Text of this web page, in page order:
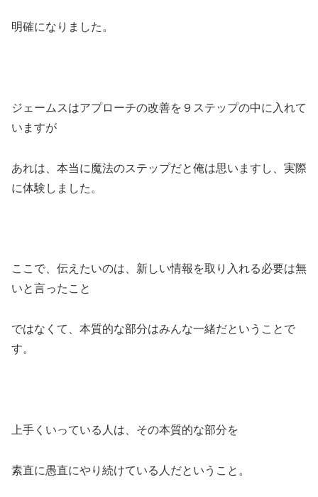
明確になりました。
ジェームスはアプローチの改善を９ステップの中に入れて
いますが
あれは、本当に魔法のステップだと俺は思いますし、実際
に体験しました。
ここで、伝えたいのは、新しい情報を取り入れる必要は無
いと言ったこと
ではなくて、本質的な部分はみんな一緒だということで
す。
上手くいっている人は、その本質的な部分を
素直に愚直にやり続けている人だということ。